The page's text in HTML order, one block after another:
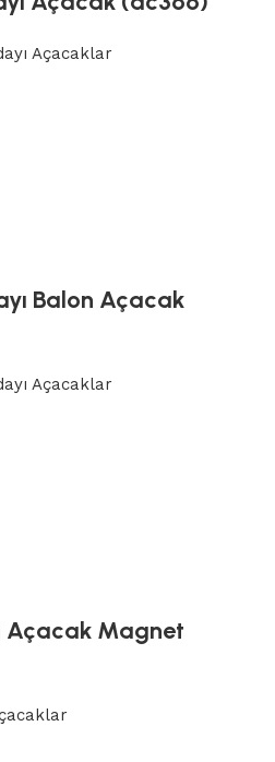
Açacaklar
Balon Açacak
Açacaklar
Açacak Magnet